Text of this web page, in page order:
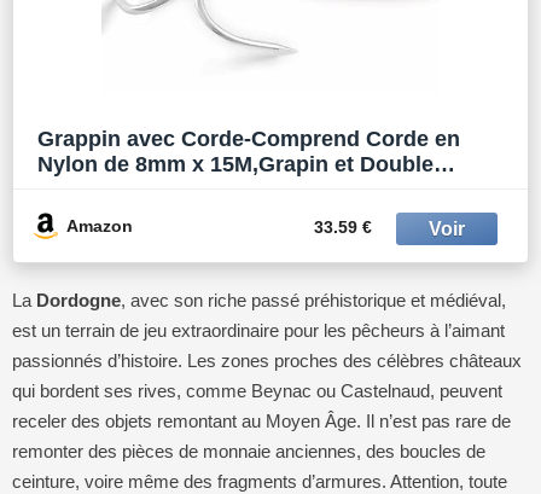
Grappin avec Corde-Comprend Corde en
Nylon de 8mm x 15M,Grapin et Double
arbres/Tirant
Amazon 33.59 €
La Dordogne, avec son riche passé préhistorique et médiéval,
est un terrain de jeu extraordinaire pour les pêcheurs à l’aimant
passionnés d’histoire. Les zones proches des célèbres châteaux
qui bordent ses rives, comme Beynac ou Castelnaud, peuvent
receler des objets remontant au Moyen Âge. Il n’est pas rare de
remonter des pièces de monnaie anciennes, des boucles de
ceinture, voire même des fragments d’armures. Attention, toute